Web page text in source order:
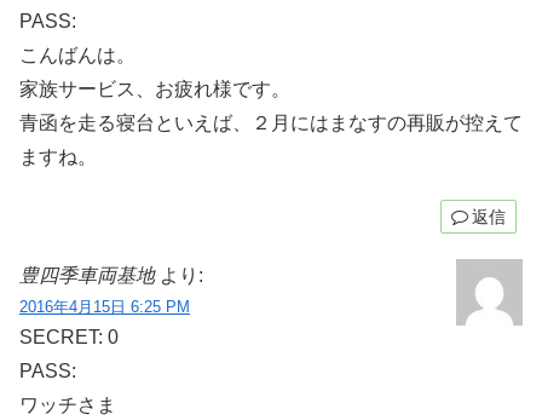
PASS:
こんばんは。
家族サービス、お疲れ様です。
青函を走る寝台といえば、２月にはまなすの再販が控えて
ますね。
返信
豊四季車両基地 より:
2016年4月15日 6:25 PM
SECRET: 0
PASS:
ワッチさま